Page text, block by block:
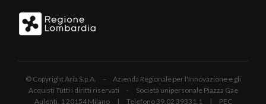
© Copyright Aria S.p.A. - Azienda Regionale per l'Innovazione e gli
Acquisti Tutti i diritti riservati - Società unipersonale Piazza Gae
Aulenti, 1 20154 Milano | Telefono 39.02 39331.1 | PEC